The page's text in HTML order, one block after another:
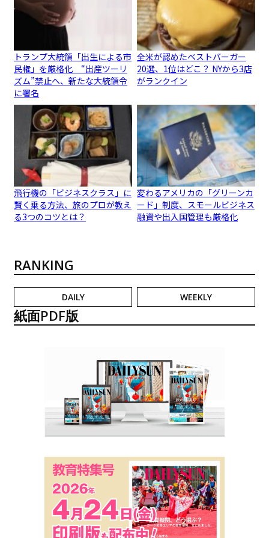
トランプ大統領「出生による市
民権」を厳格化 “出産ツーリ
ズム”禁止へ、新たな大統領令
に署名
全米が認めたベストバーガー
20選、1位はどこ？ NYから3店
がランクイン
飛行機の「ビジネスクラス」に
賢く乗る方法、旅のプロが教え
る3つのコツとは？
変わるアメリカの「グリーンカ
ード」制度、スモールビジネス
融資や出入国管理も厳格化
RANKING
DAILY WEEKLY
紙面PDF版